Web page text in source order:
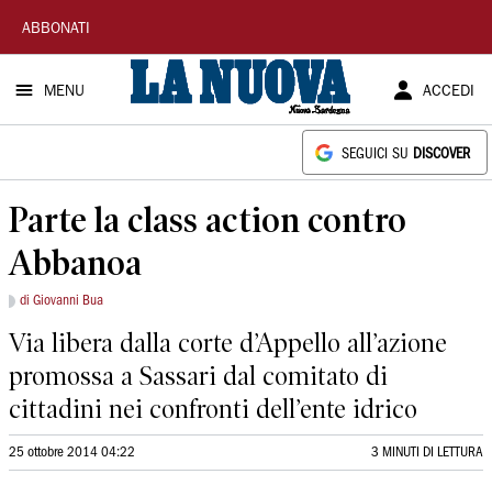
La
Nuova
Sardegna
ABBONATI
MENU ACCEDI
SEGUICI SU DISCOVER
Parte la class action contro
Abbanoa
di Giovanni Bua
Via libera dalla corte d’Appello all’azione
promossa a Sassari dal comitato di
cittadini nei confronti dell’ente idrico
25 ottobre 2014 04:22 3 MINUTI DI LETTURA